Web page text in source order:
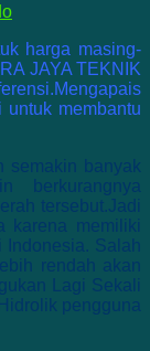
harga masing-
JAYA TEKNIK
membantu
semakin banyak
berkurangnya
tersebut.Jadi
karena memiliki
Indonesia. Salah
rendah akan
Lagi Sekali
pengguna